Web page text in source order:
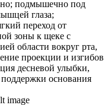
подмышечно под
глаза;
переход от
зоны к щеке с
области вокруг рта,
проекции и изгибов
десневой улыбки,
основания